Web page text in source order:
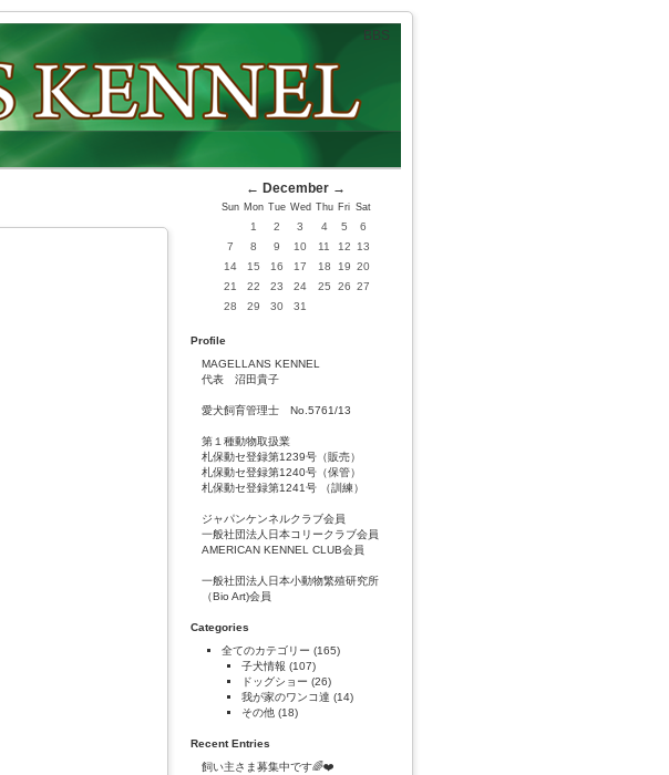
BBS
← December →
Sun Mon Tue Wed Thu Fri Sat
1 2 3 4 5
6
7
8 9 10 11 12
13
14
15 16 17 18 19 20
21
22 23 24 25 26 27
28
29 30 31
Profile
MAGELLANS KENNEL
代表 沼田貴子
愛犬飼育管理士 No.5761/13
第１種動物取扱業
札保動セ登録第1239号（販売）
札保動セ登録第1240号（保管）
札保動セ登録第1241号 （訓練）
ジャパンケンネルクラブ会員
一般社団法人日本コリークラブ会員
AMERICAN KENNEL CLUB会員
一般社団法人日本小動物繁殖研究所
（Bio Art)会員
Categories
全てのカテゴリー (165)
子犬情報 (107)
ドッグショー (26)
我が家のワンコ達 (14)
その他 (18)
Recent Entries
飼い主さま募集中です🌈❤️